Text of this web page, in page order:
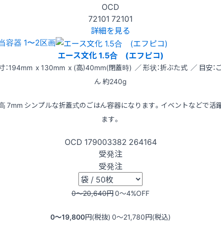
OCD
72101 72101
詳細を見る
容器 1〜2区画
エース文化 1.5合 (エフピコ)
：194mm x 130mm x (高)40mm(閉蓋時) ／ 形状：折ぶた式 ／ 目安：
ん 約240g
7mm シンプルな折蓋式のごはん容器になります。イベントなどで活
ます。
OCD 179003382 264164
受発注
受発注
0〜20,640円0〜4%OFF
0〜19,800円(税抜) 0〜21,780円(税込)